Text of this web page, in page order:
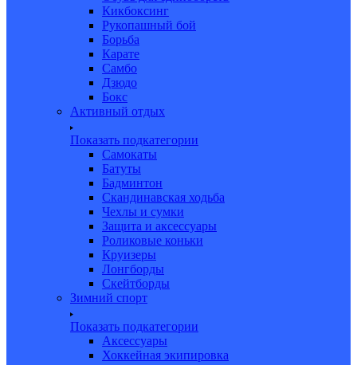
Кикбоксинг
Рукопашный бой
Борьба
Карате
Самбо
Дзюдо
Бокс
Активный отдых
Показать подкатегории
Самокаты
Батуты
Бадминтон
Скандинавская ходьба
Чехлы и сумки
Защита и аксессуары
Роликовые коньки
Круизеры
Лонгборды
Скейтборды
Зимний спорт
Показать подкатегории
Аксессуары
Хоккейная экипировка